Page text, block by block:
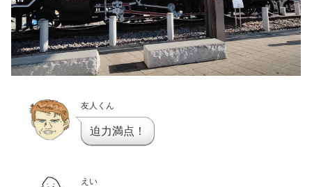
友人くん
迫力満点！
えい